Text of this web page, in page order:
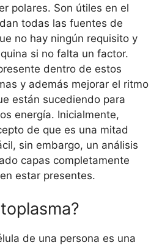
polares. Son útiles en el
todas las fuentes de
no hay ningún requisito y
si no falta un factor.
dentro de estos
y además mejorar el ritmo
están sucediendo para
energía. Inicialmente,
de que es una mitad
sin embargo, un análisis
capas completamente
estar presentes.
de una persona es una